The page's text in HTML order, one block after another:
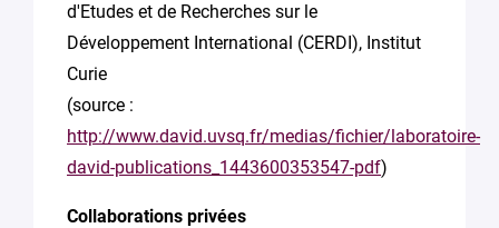
d'Etudes et de Recherches sur le
Développement International (CERDI), Institut
Curie
(source :
http://www.david.uvsq.fr/medias/fichier/laboratoire-
david-publications_1443600353547-pdf)
Collaborations privées